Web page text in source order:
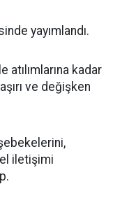
yayımlandı.
kadar
ve değişken
iletişimi